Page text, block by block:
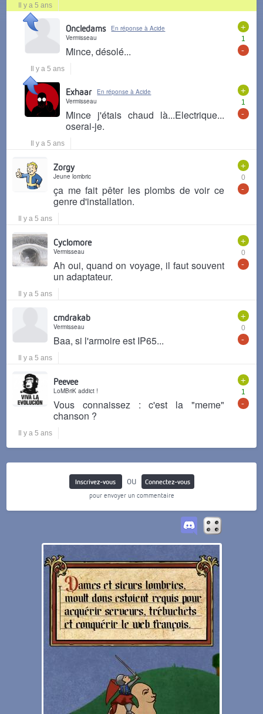
Il y a 5 ans
+
1
-
Oncledams
En réponse à Acide
Vermisseau
Mince, désolé...
Il y a 5 ans
+
1
-
Exhaar
En réponse à Acide
Vermisseau
Mince j'étais chaud là...Electrique...
oserai-je.
Il y a 5 ans
+
0
-
Zorgy
Jeune lombric
ça me fait pêter les plombs de voir ce
genre d'installation.
Il y a 5 ans
+
0
-
Cyclomore
Vermisseau
Ah oui, quand on voyage, il faut souvent
un adaptateur.
Il y a 5 ans
+
0
-
cmdrakab
Vermisseau
Baa, si l'armoire est IP65...
Il y a 5 ans
+
1
-
Peevee
LoMBriK addict !
Vous connaissez : c'est la "meme"
chanson ?
Il y a 5 ans
Inscrivez-vous ou
Connectez-vous
pour envoyer un commentaire